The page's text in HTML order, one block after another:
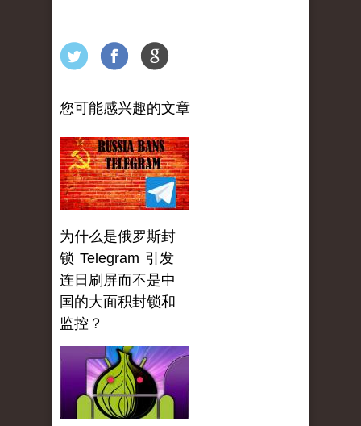
您可能感兴趣的文章
为什么是俄罗斯封
锁 Telegram 引发
连日刷屏而不是中
国的大面积封锁和
监控？